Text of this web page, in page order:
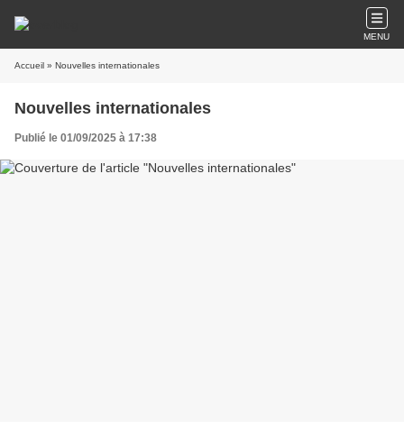
MENU
Accueil » Nouvelles internationales
Nouvelles internationales
Publié le 01/09/2025 à 17:38